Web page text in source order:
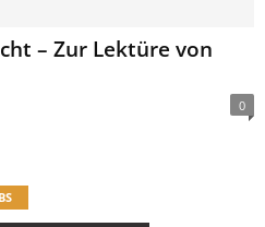
– Zur Lektüre von
0